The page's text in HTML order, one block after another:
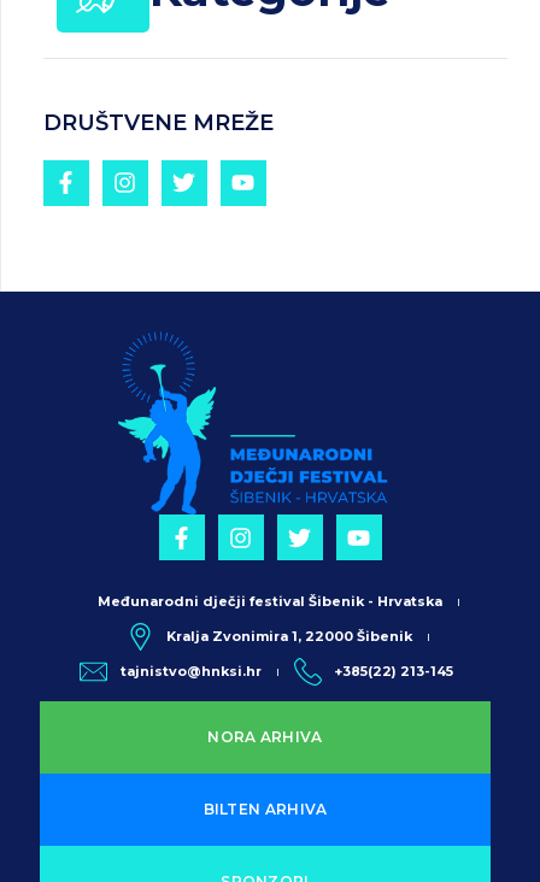
DRUŠTVENE MREŽE
NORA ARHIVA
BILTEN ARHIVA
Međunarodni dječji festival Šibenik - Hrvatska
Kralja Zvonimira 1, 22000 Šibenik
tajnistvo@hnksi.hr +385(22) 213-145